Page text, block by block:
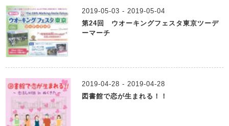
2019-05-03 - 2019-05-04
第24回 ウオーキングフェスタ東京ツーデ
ーマーチ
2019-04-28 - 2019-04-28
図書館で恋が生まれる！！